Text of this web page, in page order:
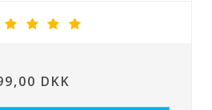
DKK